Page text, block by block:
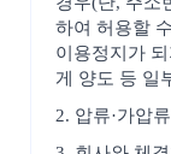
하여 허용할
이용정지가
게 양도 등 일
2. 압류·가압